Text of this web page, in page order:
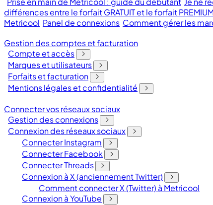
différences entre le forfait GRATUIT et le forfait PREMIUM
Metricool Panel de connexions Comment gérer les
Gestion des comptes et facturation
Compte et accès
Marques et utilisateurs
Forfaits et facturation
Mentions légales et confidentialité
Connecter vos réseaux sociaux
Gestion des connexions
Connexion des réseaux sociaux
Connecter Instagram
Connecter Facebook
Connecter Threads
Connexion à X (anciennement Twitter)
Comment connecter X (Twitter) à Metricool
Connexion à YouTube